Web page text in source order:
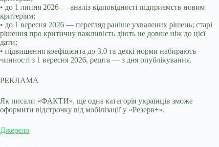
• до 1 липня 2026 — аналіз відповідності підприємств новим
критеріям;
• до 1 вересня 2026 — перегляд раніше ухвалених рішень; старі
рішення про критичну важливість діють не довше ніж до цієї
дати;
• підвищення коефіцієнта до 3,0 та деякі норми набирають
чинності з 1 вересня 2026, решта — з дня опублікування.
РЕКЛАМА
Як писали «ФАКТИ», ще одна категорія українців зможе
оформити відстрочку від мобілізації у «Резерв+».
Джерело